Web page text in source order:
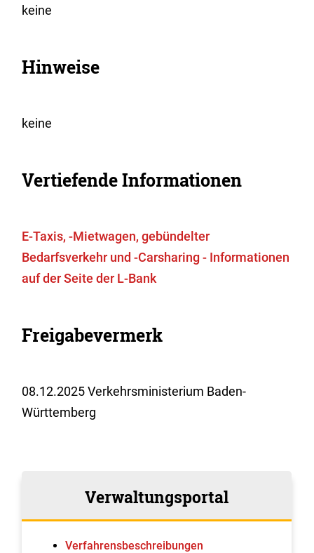
keine
Hinweise
keine
Vertiefende Informationen
E-Taxis, -Mietwagen, gebündelter
Bedarfsverkehr und -Carsharing - Informationen
auf der Seite der L-Bank
Freigabevermerk
08.12.2025 Verkehrsministerium Baden-
Württemberg
Verwaltungsportal
Verfahrens­beschreibungen